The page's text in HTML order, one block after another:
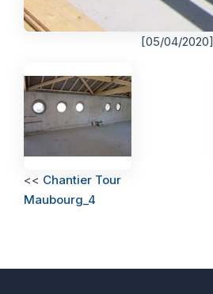
[05/04/2020]
<< Chantier Tour
Maubourg_4